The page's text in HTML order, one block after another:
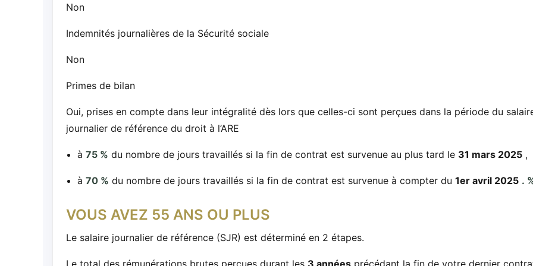
Non
Indemnités journalières de la Sécurité sociale
Non
Primes de bilan
Oui, prises en compte dans leur intégralité dès lors que celles-ci sont perçues dans la période du
journalier de référence du droit à l’ARE
à 75 % du nombre de jours travaillés si la fin de contrat est survenue au plus tard le 31 mars 2025,
à 70 % du nombre de jours travaillés si la fin de contrat est survenue à compter du 1er avril 2025 .
VOUS AVEZ 55 ANS OU PLUS
Le salaire journalier de référence (SJR) est déterminé en 2 étapes.
Le total des rémunérations brutes perçues durant les 3 annéesprécédant la fin de votre dernier